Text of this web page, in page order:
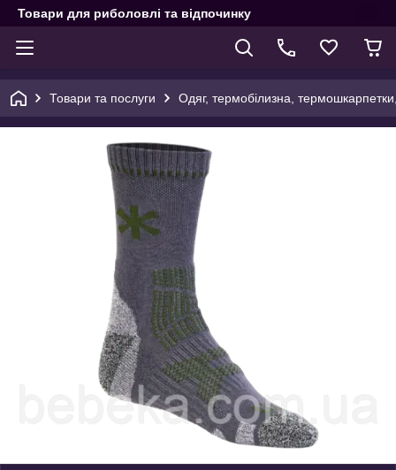
Товари для риболовлі та відпочинку
Товари та послуги Одяг, термобілизна,